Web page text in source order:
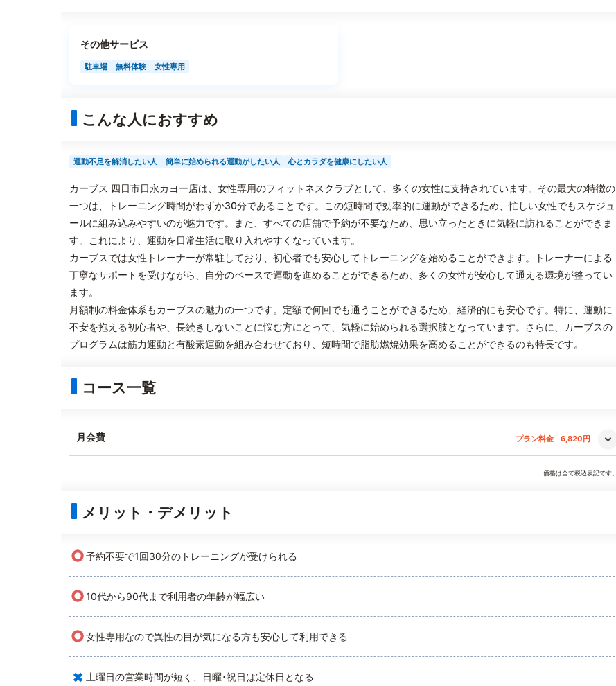
その他サービス
駐車場 無料体験 女性専用
こんな人におすすめ
運動不足を解消したい人 簡単に始められる運動がしたい人 心とカラダを健康にしたい人
カーブス 四日市日永カヨー店は、女性専用のフィットネスクラブとして、多くの女性に支持されています。その最大の特徴の
一つは、トレーニング時間がわずか30分であることです。この短時間で効率的に運動ができるため、忙しい女性でもスケジュ
ールに組み込みやすいのが魅力です。また、すべての店舗で予約が不要なため、思い立ったときに気軽に訪れることができま
す。これにより、運動を日常生活に取り入れやすくなっています。
カーブスでは女性トレーナーが常駐しており、初心者でも安心してトレーニングを始めることができます。トレーナーによる
丁寧なサポートを受けながら、自分のペースで運動を進めることができるため、多くの女性が安心して通える環境が整ってい
ます。
月額制の料金体系もカーブスの魅力の一つです。定額で何回でも通うことができるため、経済的にも安心です。特に、運動に
不安を抱える初心者や、長続きしないことに悩む方にとって、気軽に始められる選択肢となっています。さらに、カーブスの
プログラムは筋力運動と有酸素運動を組み合わせており、短時間で脂肪燃焼効果を高めることができるのも特長です。
コース一覧
月会費 プラン料金 6,820円
価格は全て税込表記です。
メリット・デメリット
○予約不要で1回30分のトレーニングが受けられる
○10代から90代まで利用者の年齢が幅広い
○女性専用なので異性の目が気になる方も安心して利用できる
× 土曜日の営業時間が短く、日曜･祝日は定休日となる